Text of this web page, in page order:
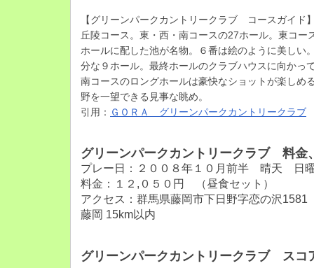
【グリーンパークカントリークラブ コースガイド
丘陵コース。東・西・南コースの27ホール。東コー
ホールに配した池が名物。６番は絵のように美しい
分な９ホール。最終ホールのクラブハウスに向かっ
南コースのロングホールは豪快なショットが楽しめ
野を一望できる見事な眺め。
引用： ＧＯＲＡ グリーンパークカントリークラブ
グリーンパークカントリークラブ 料金
プレー日：２００８年１０月前半 晴天 日
料金：１２,０５０円 （昼食セット）
アクセス：群馬県藤岡市下日野字恋の沢
藤岡 15km以内
グリーンパークカントリークラブ スコ